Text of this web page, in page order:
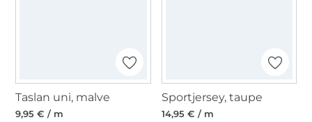
Taslan uni, malve
9,95 € / m
Sportjersey, taupe
14,95 € / m